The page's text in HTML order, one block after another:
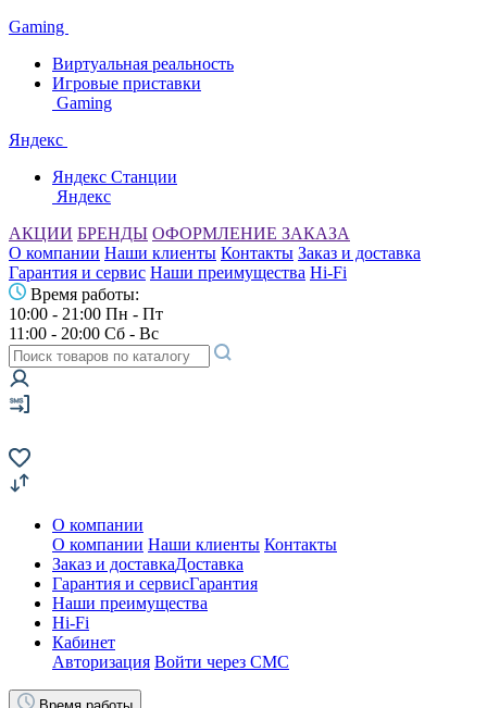
Gaming
Виртуальная реальность
Игровые приставки
Gaming
Яндекс
Яндекс Станции
Яндекс
АКЦИИ БРЕНДЫ ОФОРМЛЕНИЕ ЗАКАЗА
О компании Наши клиенты Контакты Заказ и доставка
Гарантия и сервис Наши преимущества Hi-Fi
Время работы:
10:00 - 21:00 Пн - Пт
11:00 - 20:00 Сб - Вс
О компании
О компании Наши клиенты Контакты
Заказ и доставкаДоставка
Гарантия и сервисГарантия
Наши преимущества
Hi-Fi
Кабинет
Авторизация Войти через СМС